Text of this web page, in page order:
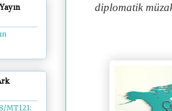
diplomatik
MT121: